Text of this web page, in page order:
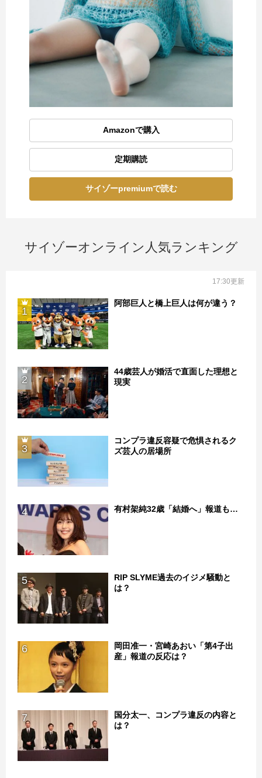
Amazonで購入
定期購読
サイゾーpremiumで読む
サイゾーオンライン人気ランキング
17:30更新
1
阿部巨人と橋上巨人は何が違う？
2
44歳芸人が婚活で直面した理想と
現実
3
コンプラ違反容疑で危惧されるク
ズ芸人の居場所
4 有村架純32歳「結婚へ」報道も…
5
RIP SLYME過去のイジメ騒動と
は？
6
岡田准一・宮崎あおい「第4子出
産」報道の反応は？
7
国分太一、コンプラ違反の内容と
は？